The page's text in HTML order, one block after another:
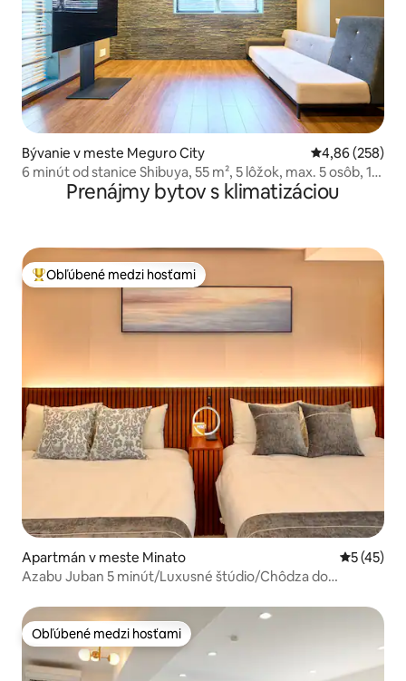
Bývanie v meste Meguro City Priemerné
4,86 (258)
6 minút od stanice Shibuya, 55 m², 5 lôžok, max. 5 osôb, 1
minúta chôdze od stanice Yutenji, apartmán, dizajnérsky
Prenájmy bytov s klimatizáciou
Najobľúbenejšie medzi hosťami
Obľúbené medzi hosťami
Apartmán v meste Minato
5 (45)
Azabu Juban 5 minút/Luxusné štúdio/Chôdza do
Obľúbené medzi hosťami
Obľúbené medzi hosťami